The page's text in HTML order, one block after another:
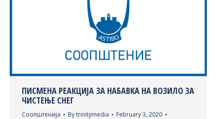
ПИСМЕНА РЕАКЦИЈА ЗА НАБАВКА НА ВОЗИЛО ЗА
ЧИСТЕЊЕ СНЕГ
Соопштенија Bytrinitymedia
February 3, 2020